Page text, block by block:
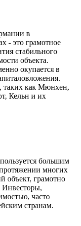
в
- это грамотное
стабильного
объекта.
окупается в
таких как Мюнхен,
Кельн и их
большим
многих
объект, грамотно
Инвесторы,
часто
странам.